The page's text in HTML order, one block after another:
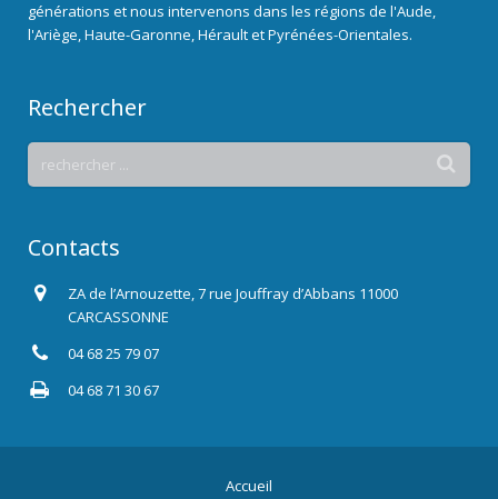
générations et nous intervenons dans les régions de l'Aude,
l'Ariège, Haute-Garonne, Hérault et Pyrénées-Orientales.
Rechercher
Contacts
ZA de l’Arnouzette, 7 rue Jouffray d’Abbans 11000
CARCASSONNE
04 68 25 79 07
04 68 71 30 67
Accueil